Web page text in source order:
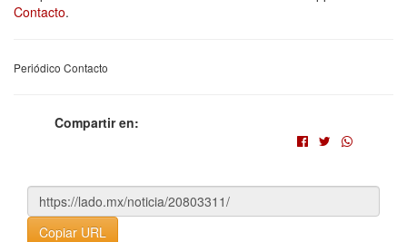
Contacto.
Periódico Contacto
Compartir en:
Copiar URL